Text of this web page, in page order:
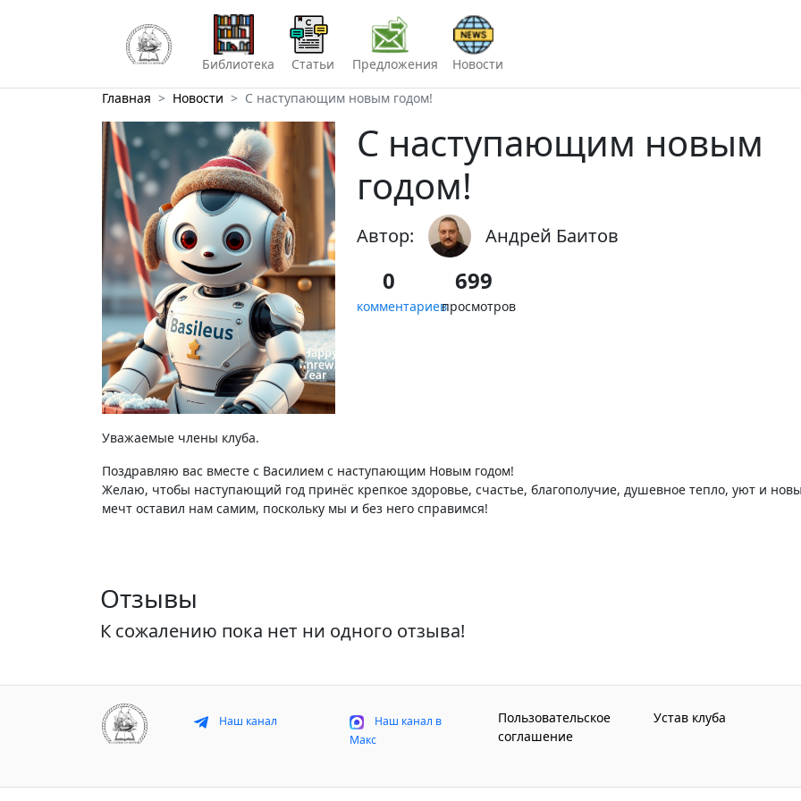
Библиотека Статьи Предложения
Новости
Главная
Новости С наступающим новым годом!
С наступающим новым
годом!
Автор: Андрей Баитов
0
комментариев
699
просмотров
Уважаемые члены клуба.
Поздравляю вас вместе с Василием с наступающим Новым годом!
Желаю, чтобы наступающий год принёс крепкое здоровье, счастье, благополучие, душевное тепло, уют и
мечт оставил нам самим, поскольку мы и без него справимся!
Отзывы
К сожалению пока нет ни одного отзыва!
Наш канал
Наш канал в
Макс
Пользовательское
соглашение
Устав клуба